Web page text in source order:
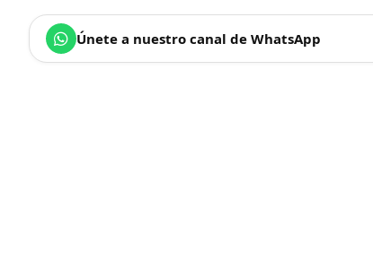
Únete a nuestro canal de WhatsApp